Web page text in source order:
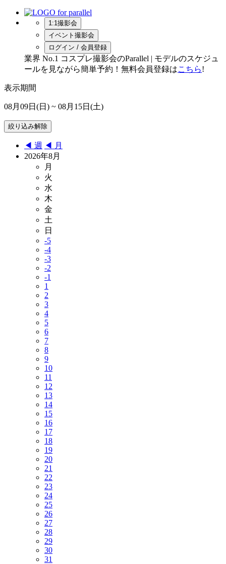
1:1撮影会
イベント撮影会
ログイン / 会員登録
業界 No.1 コスプレ撮影会のParallel | モデルのスケジュ
ールを見ながら簡単予約！無料会員登録はこちら!
表示期間
08月09日(日) ~ 08月15日(土)
◀︎ 週 ◀︎ 月
2026年8月
月
火
水
木
金
土
日
-5
-4
-3
-2
-1
1
2
3
4
5
6
7
8
9
10
11
12
13
14
15
16
17
18
19
20
21
22
23
24
25
26
27
28
29
30
31